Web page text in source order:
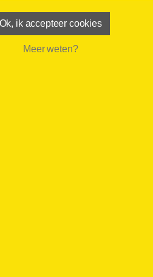
Ok, ik accepteer cookies
Meer weten?